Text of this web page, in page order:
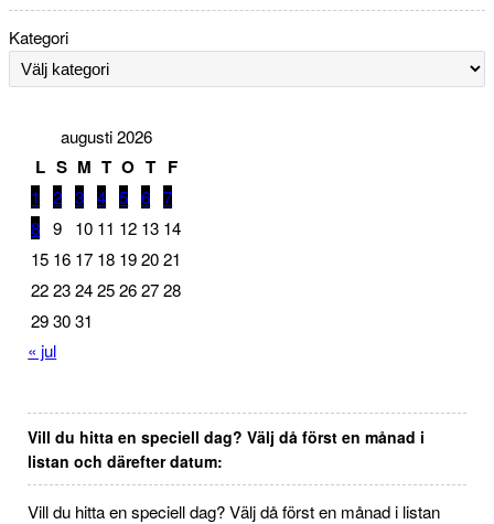
Kategori
augusti 2026
L S M T O T F
1 2 3 4 5 6 7
8 9 10 11 12 13 14
15 16 17 18 19 20 21
22 23 24 25 26 27 28
29 30 31
« jul
Vill du hitta en speciell dag? Välj då först en månad i
listan och därefter datum:
Vill du hitta en speciell dag? Välj då först en månad i listan